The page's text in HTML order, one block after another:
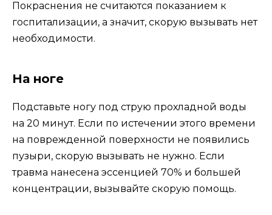
Покраснения не считаются показанием к
госпитализации, а значит, скорую вызывать нет
необходимости.
На ноге
Подставьте ногу под струю прохладной воды
на 20 минут. Если по истечении этого времени
на поврежденной поверхности не появились
пузыри, скорую вызывать не нужно. Если
травма нанесена эссенцией 70% и большей
концентрации, вызывайте скорую помощь.